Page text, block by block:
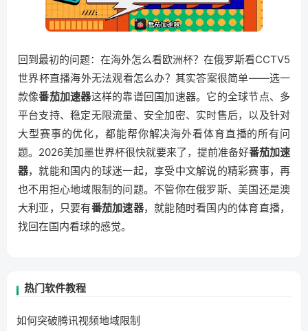
回到最初的问题：在海外怎么看欧洲杯？在俄罗斯看CCTV5
世界杯直播海外无法观看怎么办？其实答案很简单——选一
款像番茄加速器这样的靠谱回国加速器。它的全球节点、多
平台支持、稳定无限流量、安全加密、实时售后，以及针对
大型赛事的优化，都能帮你解决海外看体育直播的所有问
题。2026美加墨世界杯很快就要来了，提前准备好番茄加速
器，就能和国内的球迷一起，享受中文解说的精彩赛事，再
也不用担心地域限制的问题。不管你在俄罗斯、美国还是澳
大利亚，只要有番茄加速器，就能随时看国内的体育直播，
找回在国内看球的感觉。
热门软件教程
如何突破腾讯视频地域限制